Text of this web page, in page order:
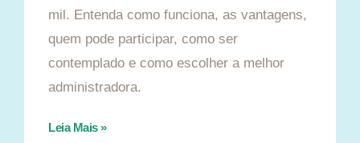
mil. Entenda como funciona, as vantagens,
quem pode participar, como ser
contemplado e como escolher a melhor
administradora.
Leia Mais »